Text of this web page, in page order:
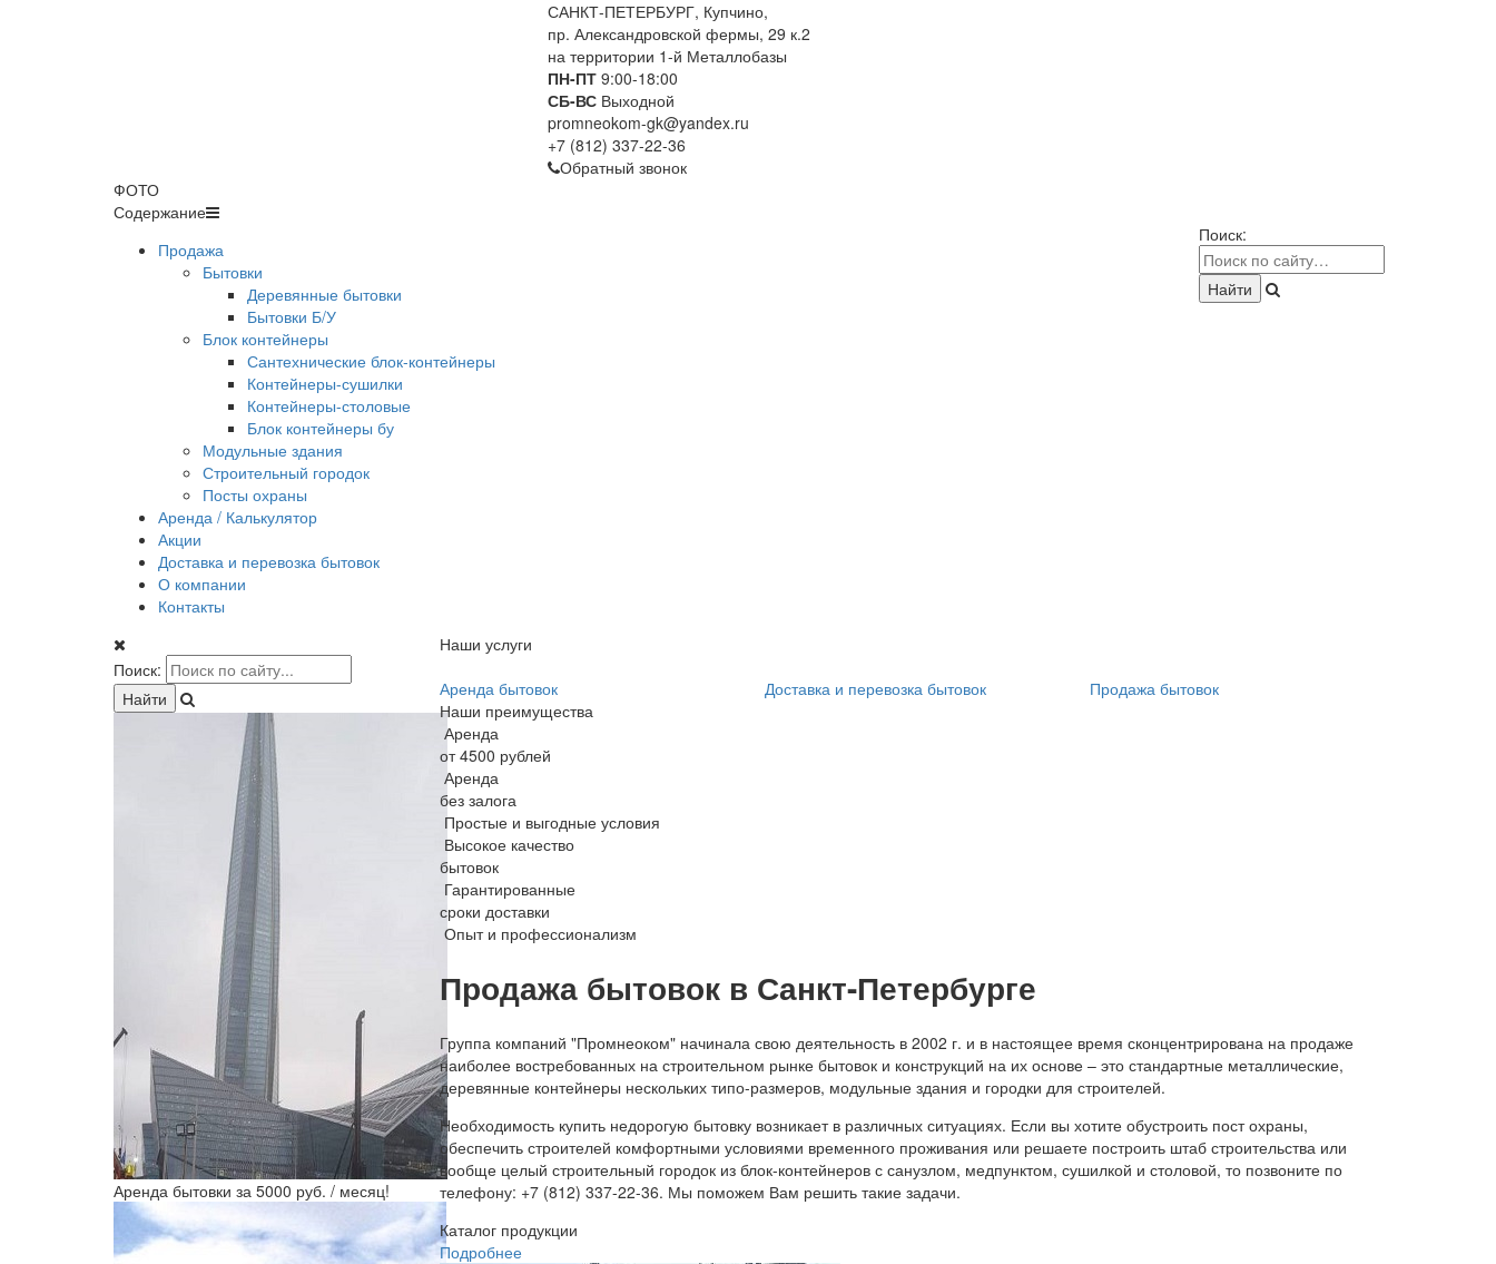
САНКТ-ПЕТЕРБУРГ, Купчино,
пр. Александровской фермы, 29 к.2
на территории 1-й Металлобазы
ПН-ПТ 9:00-18:00
СБ-ВС Выходной
promneokom-gk@yandex.ru
+7 (812) 337-22-36
Обратный звонок
ФОТО
Содержание
Продажа
Бытовки
Деревянные бытовки
Бытовки Б/У
Блок контейнеры
Сантехнические блок-контейнеры
Контейнеры-сушилки
Контейнеры-столовые
Блок контейнеры бу
Модульные здания
Строительный городок
Посты охраны
Аренда / Калькулятор
Акции
Доставка и перевозка бытовок
О компании
Контакты
Поиск:
Поиск:
Аренда бытовки за 5000 руб. / месяц!
Наши услуги
Аренда бытовок
Доставка и перевозка бытовок
Продажа бытовок
Наши преимущества
Аренда
от 4500 рублей
Аренда
без залога
Простые и выгодные условия
Высокое качество
бытовок
Гарантированные
сроки доставки
Опыт и профессионализм
Продажа бытовок в Санкт-Петербурге
Группа компаний "Промнеоком" начинала свою деятельность в 2002 г. и в настоящее время сконцентрирована на продаже
наиболее востребованных на строительном рынке бытовок и конструкций на их основе – это стандартные металлические,
деревянные контейнеры нескольких типо-размеров, модульные здания и городки для строителей.
Необходимость купить недорогую бытовку возникает в различных ситуациях. Если вы хотите обустроить пост охраны,
обеспечить строителей комфортными условиями временного проживания или решаете построить штаб строительства или
вообще целый строительный городок из блок-контейнеров с санузлом, медпунктом, сушилкой и столовой, то позвоните по
телефону: +7 (812) 337-22-36. Мы поможем Вам решить такие задачи.
Каталог продукции
Подробнее